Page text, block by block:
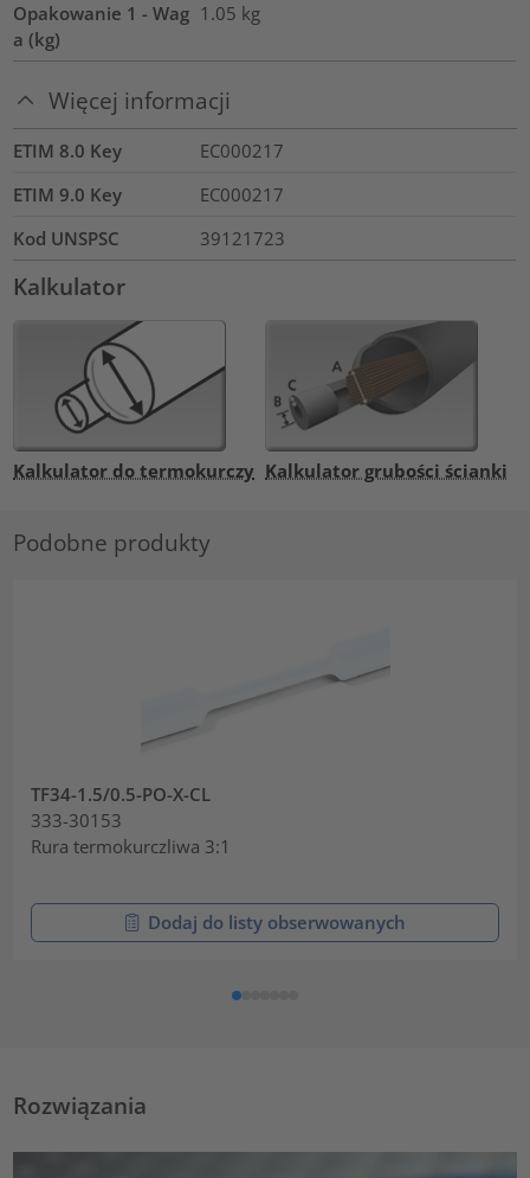
Opakowanie 1 - Wag
a (kg)
1.05 kg
Więcej informacji
ETIM 8.0 Key
EC000217
ETIM 9.0 Key
EC000217
Kod UNSPSC
39121723
Kalkulator
Kalkulator do termokurczy Kalkulator grubości ścianki
Podobne produkty
TF34-1.5/0.5-PO-X-CL
333-30153
Rura termokurczliwa 3:1
Dodaj do listy obserwowanych
Rozwiązania